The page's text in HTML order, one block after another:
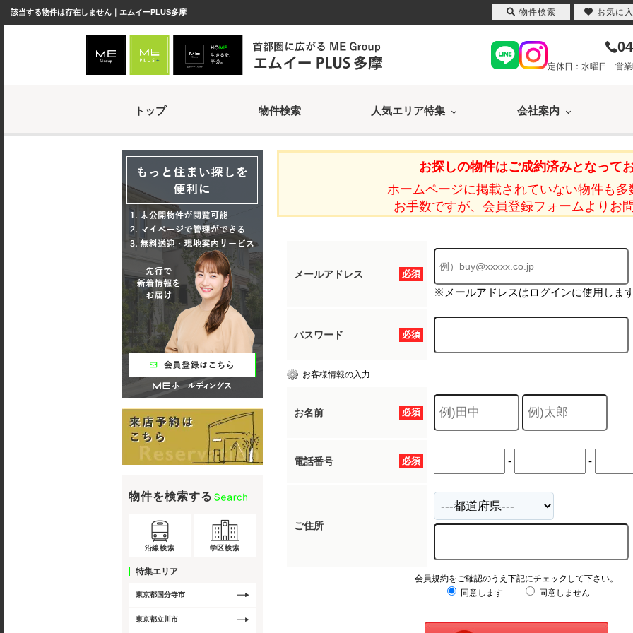
該当する物件は存在しません｜エムイーPLUS多摩
定休日：水曜日 営
トップ 物件検索 人気エリア特集 会社案内
お探しの物件はご成約済みとなってお
ホームページに掲載されていない物件も多
お手数ですが、会員登録フォームよりお
必須
メールアドレス
※メールアドレスはログインに使用します
必須
パスワード
お客様情報の入力
必須
お名前
必須
電話番号 - -
ご住所
会員規約をご確認のうえ下記にチェックして下さい。
同意します
同意しません
物件を検索する
沿線検索 学区検索
特集エリア
東京都国分寺市
東京都立川市
物件検索 お気に